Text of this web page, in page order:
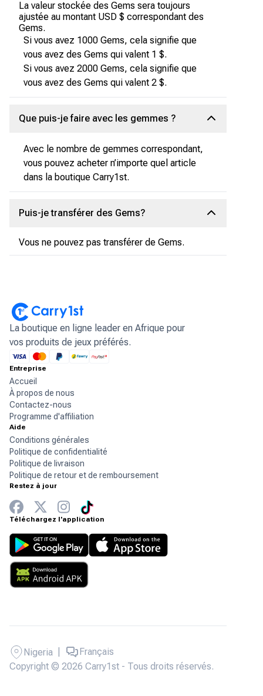
La valeur stockée des Gems sera toujours
ajustée au montant USD $ correspondant des
Gems.
Si vous avez 1000 Gems, cela signifie que
vous avez des Gems qui valent 1 $.
Si vous avez 2000 Gems, cela signifie que
vous avez des Gems qui valent 2 $.
Que puis-je faire avec les gemmes ?
Avec le nombre de gemmes correspondant,
vous pouvez acheter n’importe quel article
dans la boutique Carry1st.
Puis-je transférer des Gems?
Vous ne pouvez pas transférer de Gems.
La boutique en ligne leader en Afrique pour
vos produits de jeux préférés.
Entreprise
Accueil
À propos de nous
Contactez-nous
Programme d'affiliation
Aide
Conditions générales
Politique de confidentialité
Politique de livraison
Politique de retour et de remboursement
Restez à jour
Téléchargez l'application
Copyright © 2026 Carry1st - Tous droits réservés.
Nigeria Français